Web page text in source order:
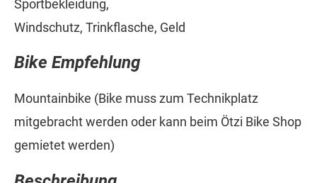
Sportbekleidung,
Windschutz, Trinkflasche, Geld
Bike Empfehlung
Mountainbike (Bike muss zum Technikplatz
mitgebracht werden oder kann beim Ötzi Bike Shop
gemietet werden)